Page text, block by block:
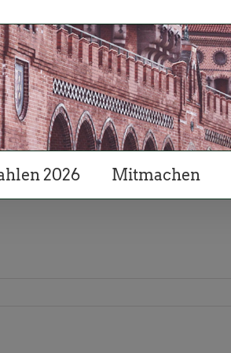
2026 Mitmachen